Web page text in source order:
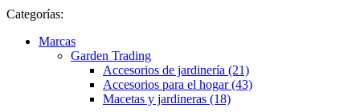
Categorías:
Marcas
Garden Trading
Accesorios de jardinería (21)
Accesorios para el hogar (43)
Macetas y jardineras (18)